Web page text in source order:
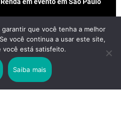
e Petrobras financiam evento em
votos para Boulos
que você tenha a melhor
você continua a usar este site,
você está satisfeito.
Saiba mais